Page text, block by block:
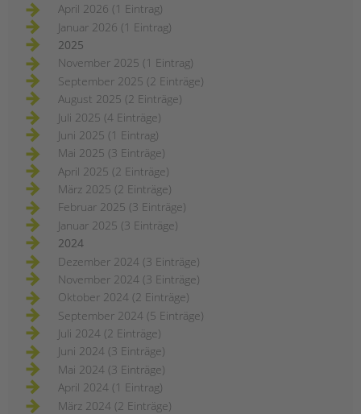
April 2026 (1 Eintrag)
Januar 2026 (1 Eintrag)
2025
November 2025 (1 Eintrag)
September 2025 (2 Einträge)
August 2025 (2 Einträge)
Juli 2025 (4 Einträge)
Juni 2025 (1 Eintrag)
Mai 2025 (3 Einträge)
April 2025 (2 Einträge)
März 2025 (2 Einträge)
Februar 2025 (3 Einträge)
Januar 2025 (3 Einträge)
2024
Dezember 2024 (3 Einträge)
November 2024 (3 Einträge)
Oktober 2024 (2 Einträge)
September 2024 (5 Einträge)
Juli 2024 (2 Einträge)
Juni 2024 (3 Einträge)
Mai 2024 (3 Einträge)
April 2024 (1 Eintrag)
März 2024 (2 Einträge)